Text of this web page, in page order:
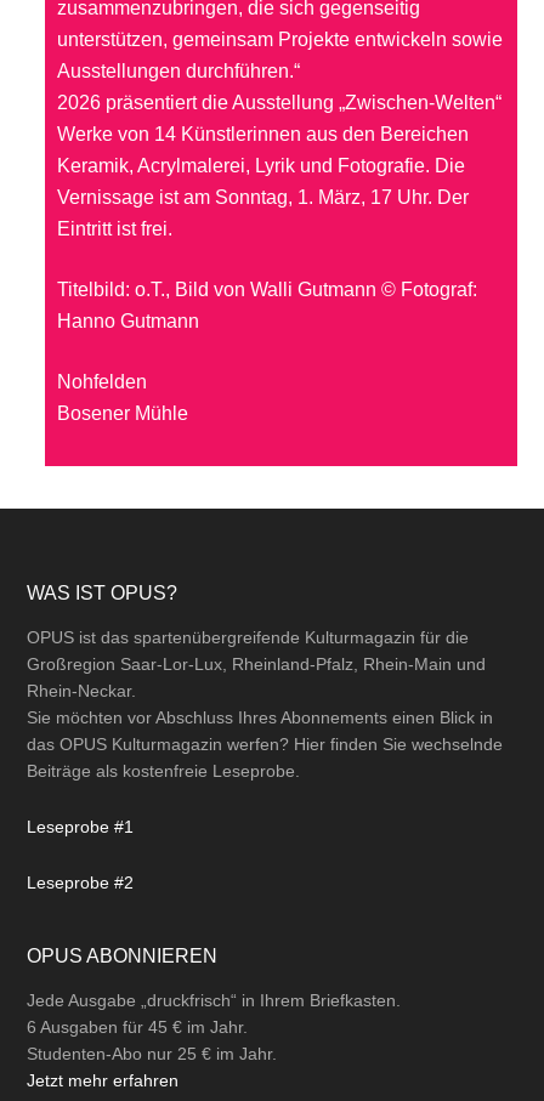
zusammenzubringen, die sich gegenseitig
unterstützen, gemeinsam Projekte entwickeln sowie
Ausstellungen durchführen.“
2026 präsentiert die Ausstellung „Zwischen-Welten“
Werke von 14 Künstlerinnen aus den Bereichen
Keramik, Acrylmalerei, Lyrik und Fotografie. Die
Vernissage ist am Sonntag, 1. März, 17 Uhr. Der
Eintritt ist frei.
Titelbild: o.T., Bild von Walli Gutmann © Fotograf:
Hanno Gutmann
Nohfelden
Bosener Mühle
Footer
WAS IST OPUS?
OPUS ist das spartenübergreifende Kulturmagazin für die
Großregion Saar-Lor-Lux, Rheinland-Pfalz, Rhein-Main und
Rhein-Neckar.
Sie möchten vor Abschluss Ihres Abonnements einen Blick in
das OPUS Kulturmagazin werfen? Hier finden Sie wechselnde
Beiträge als kostenfreie Leseprobe.
Leseprobe #1
Leseprobe #2
OPUS ABONNIEREN
Jede Ausgabe „druckfrisch“ in Ihrem Briefkasten.
6 Ausgaben für 45 € im Jahr.
Studenten-Abo nur 25 € im Jahr.
Jetzt mehr erfahren